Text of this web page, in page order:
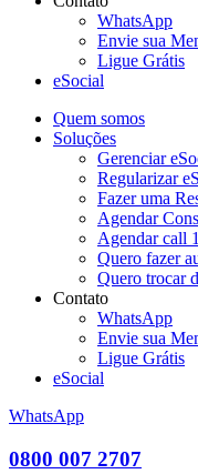
WhatsApp
Envie sua
Ligue Grátis
eSocial
Quem somos
Soluções
Gerenciar
Regularizar
Fazer uma
Agendar
Agendar call
Quero fazer
Quero trocar
Contato
WhatsApp
Envie sua
Ligue Grátis
eSocial
WhatsApp
0800 007 2707